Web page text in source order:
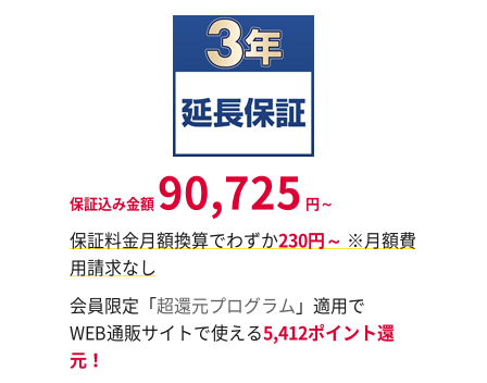
保証込み金額 90,725 円～
保証料金月額換算でわずか230円～ ※月額費
用請求なし
会員限定「超還元プログラム 」適用で
WEB通販サイトで使える5,412ポイント還
元！